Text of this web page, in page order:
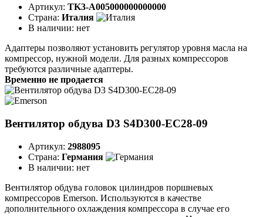
Артикул: TK3-A005000000000000
Страна: Италия
В наличии: нет
Адаптеры позволяют установить регулятор уровня масла на
компрессор, нужной модели. Для разных компрессоров
требуются различные адаптеры.
Временно не продается
Вентилятор обдува D3 S4D300-EC28-09
Артикул: 2988095
Страна: Германия
В наличии: нет
Вентилятор обдува головок цилиндров поршневых
компрессоров Emerson. Используются в качестве
дополнительного охлаждения компрессора в случае его